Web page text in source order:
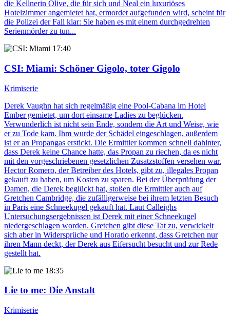
die Kellnerin Olive, die für sich und Neal ein luxuriöses
Hotelzimmer angemietet hat, ermordet aufgefunden wird, scheint für
die Polizei der Fall klar: Sie haben es mit einem durchgedrehten
Serienmörder zu tun...
17:40
CSI: Miami: Schöner Gigolo, toter Gigolo
Krimiserie
Derek Vaughn hat sich regelmäßig eine Pool-Cabana im Hotel
Ember gemietet, um dort einsame Ladies zu beglücken.
Verwunderlich ist nicht sein Ende, sondern die Art und Weise, wie
er zu Tode kam. Ihm wurde der Schädel eingeschlagen, außerdem
ist er an Propangas erstickt. Die Ermittler kommen schnell dahinter,
dass Derek keine Chance hatte, das Propan zu riechen, da es nicht
mit den vorgeschriebenen gesetzlichen Zusatzstoffen versehen war.
Hector Romero, der Betreiber des Hotels, gibt zu, illegales Propan
gekauft zu haben, um Kosten zu sparen. Bei der Überprüfung der
Damen, die Derek beglückt hat, stoßen die Ermittler auch auf
Gretchen Cambridge, die zufälligerweise bei ihrem letzten Besuch
in Paris eine Schneekugel gekauft hat. Laut Calleighs
Untersuchungsergebnissen ist Derek mit einer Schneekugel
niedergeschlagen worden. Gretchen gibt diese Tat zu, verwickelt
sich aber in Widersprüche und Horatio erkennt, dass Gretchen nur
ihren Mann deckt, der Derek aus Eifersucht besucht und zur Rede
gestellt hat.
18:35
Lie to me: Die Anstalt
Krimiserie